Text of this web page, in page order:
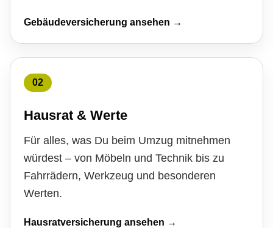
Gebäudeversicherung ansehen →
02
Hausrat & Werte
Für alles, was Du beim Umzug mitnehmen
würdest – von Möbeln und Technik bis zu
Fahrrädern, Werkzeug und besonderen
Werten.
Haus­rat­ver­si­che­rung ansehen →